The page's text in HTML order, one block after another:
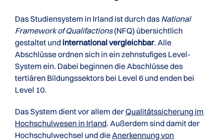
Das Studiensystem in Irland ist durch das National
Framework of Qualifactions(NFQ) übersichtlich
gestaltet und international vergleichbar. Alle
Abschlüsse ordnen sich in ein zehnstufiges Level-
System ein. Dabei beginnen die Abschlüsse des
tertiären Bildungssektors bei Level 6 und enden bei
Level 10.
Das System dient vor allem derQualitätssicherung im
Hochschulwesen in Irland. Außerdem sind damit der
Hochschulwechsel und dieAnerkennung von